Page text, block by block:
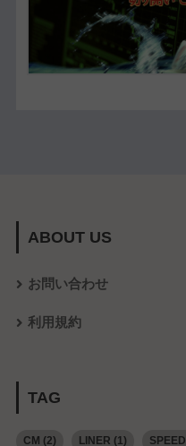
ABOUT US
お問い合わせ
利用規約
TAG
CM (2) LINER (1) SPEED